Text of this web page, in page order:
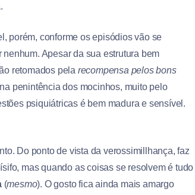
porém, conforme os episódios vão se
Apesar da sua estrutura bem
retomados pela recompensa pelos bons
penintência dos mocinhos, muito pelo
psiquiátricas é bem madura e sensível.
Do ponto de vista da verossimillhança, faz
mas quando as coisas se resolvem é tudo
(mesmo). O gosto fica ainda mais amargo